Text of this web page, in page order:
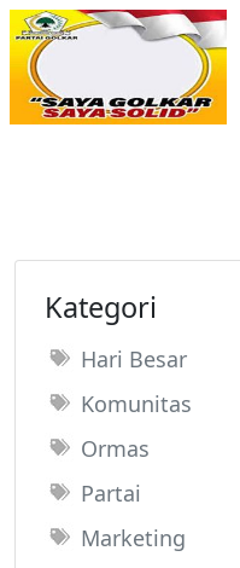
Kategori
Hari Besar
Komunitas
Ormas
Partai
Marketing